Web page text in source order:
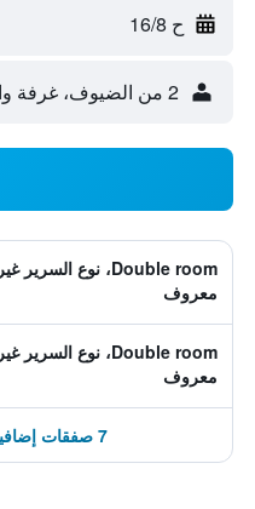
ح 16/8
2 من الضيوف، غرفة واحدة
Double room، نوع السرير غير
معروف
Double room، نوع السرير غير
معروف
7 صفقات إضافية ابتداءً من 490 ﷼